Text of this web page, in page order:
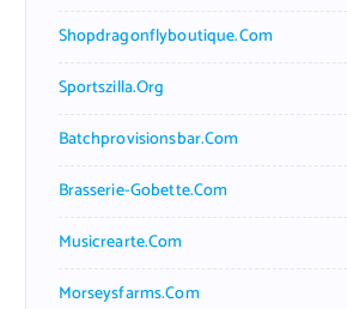
Shopdragonflyboutique.com
Sportszilla.org
Batchprovisionsbar.com
Brasserie-Gobette.com
Musicrearte.com
Morseysfarms.com